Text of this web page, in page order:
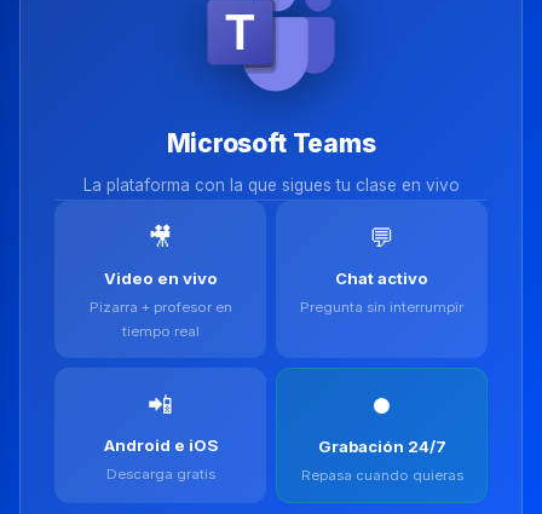
Microsoft Teams
La plataforma con la que sigues tu clase en vivo
🎥
Video en vivo
Pizarra + profesor en
tiempo real
💬
Chat activo
Pregunta sin interrumpir
📲
Android e iOS
Descarga gratis
⏺️
Grabación 24/7
Repasa cuando quieras